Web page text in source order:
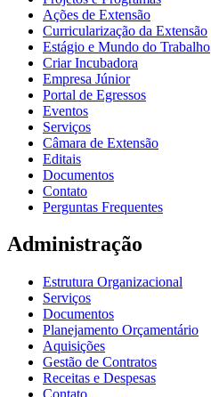
Ações de Extensão
Curricularização da Extensão
Estágio e Mundo do Trabalho
Criar Incubadora
Empresa Júnior
Portal de Egressos
Eventos
Serviços
Câmara de Extensão
Editais
Documentos
Contato
Perguntas Frequentes
Administração
Estrutura Organizacional
Serviços
Documentos
Planejamento Orçamentário
Aquisições
Gestão de Contratos
Receitas e Despesas